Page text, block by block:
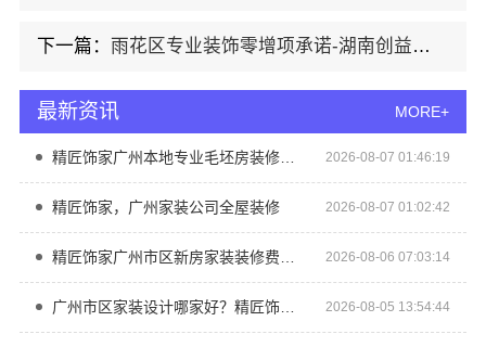
下一篇：雨花区专业装饰零增项承诺-湖南创益讯建筑有限公司
最新资讯 MORE+
精匠饰家广州本地专业毛坯房装修服务 2026-08-07 01:46:19
精匠饰家，广州家装公司全屋装修 2026-08-07 01:02:42
2026-08-06 07:03:14
广州市区家装设计哪家好？精匠饰家毛坯房定制更省心 2026-08-05 13:54:44